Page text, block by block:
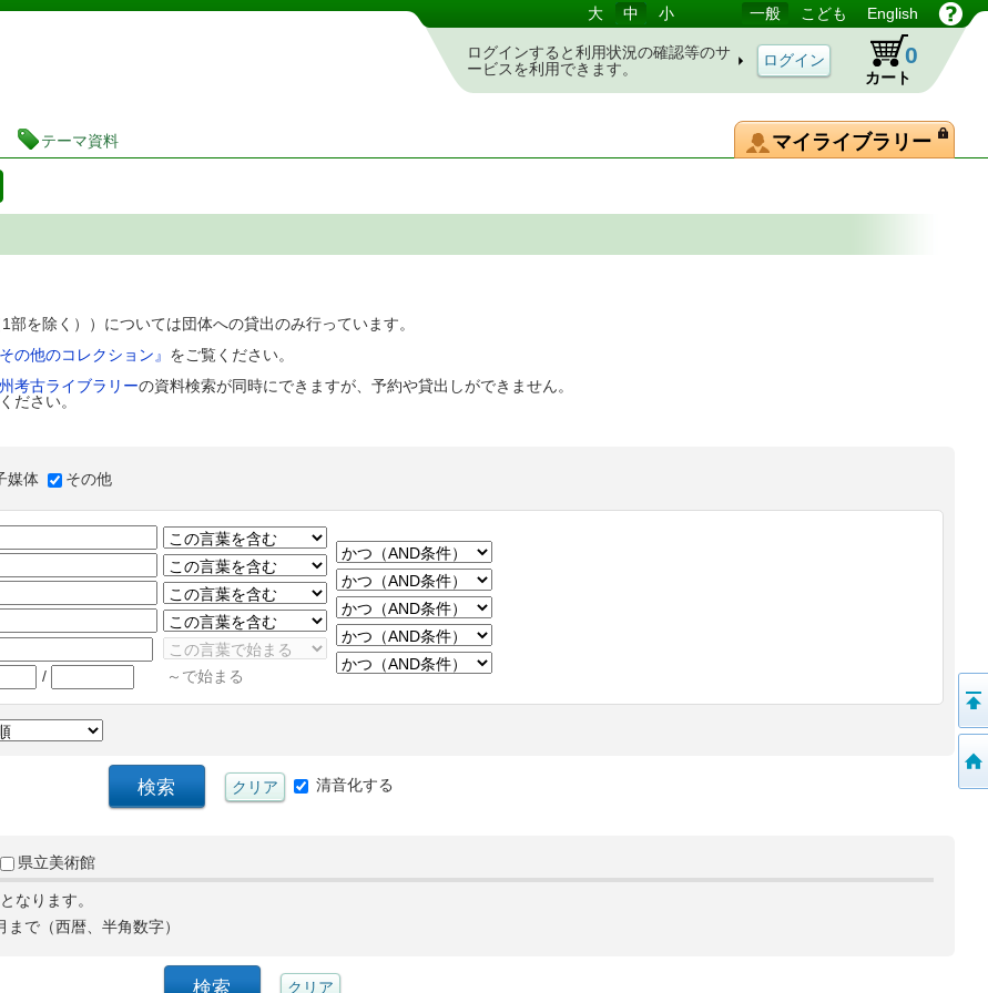
図書館 蔵書検索・予約システム 大 中 小 一般 こども English
ログインすると利用状況の確認等のサ
ービスを利用できます。
カート
0
テーマ資料 マイライブラリー
を除く））については団体への貸出のみ行っています。
の他のコレクション』 をご覧ください。
考古ライブラリーの資料検索が同時にできますが、予約や貸出しができません。
ださい。
媒体 その他
/ ～で始まる
清音化する
県立美術館
なります。
まで（西暦、半角数字）